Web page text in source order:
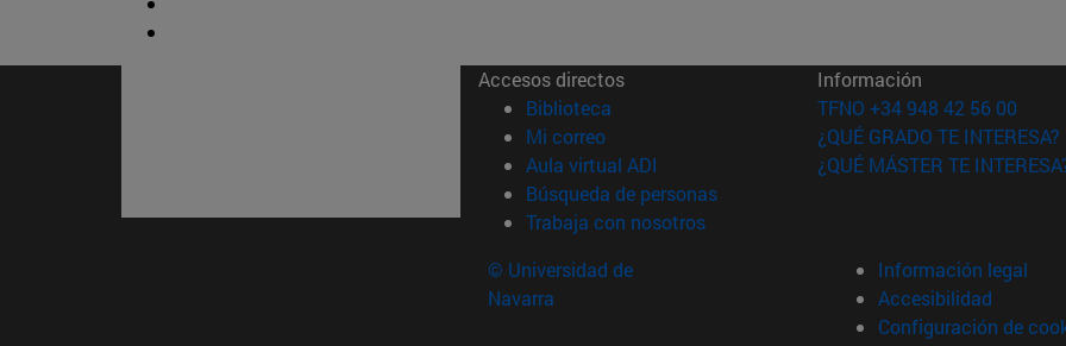
Accesos directos
Biblioteca (abre en nueva ventana)
Mi correo(abre en nueva ventana)
Aula virtual ADI (abre en nueva ventana)
Búsqueda de personas(abre en nueva ventana)
Trabaja con nosotros(abre en nueva ventana)
Información
TFNO +34 948 42 56 00
¿QUÉ GRADO TE INTERESA?
¿QUÉ MÁSTER TE
© Universidad de
Navarra
Información legal
Accesibilidad
Configuración de